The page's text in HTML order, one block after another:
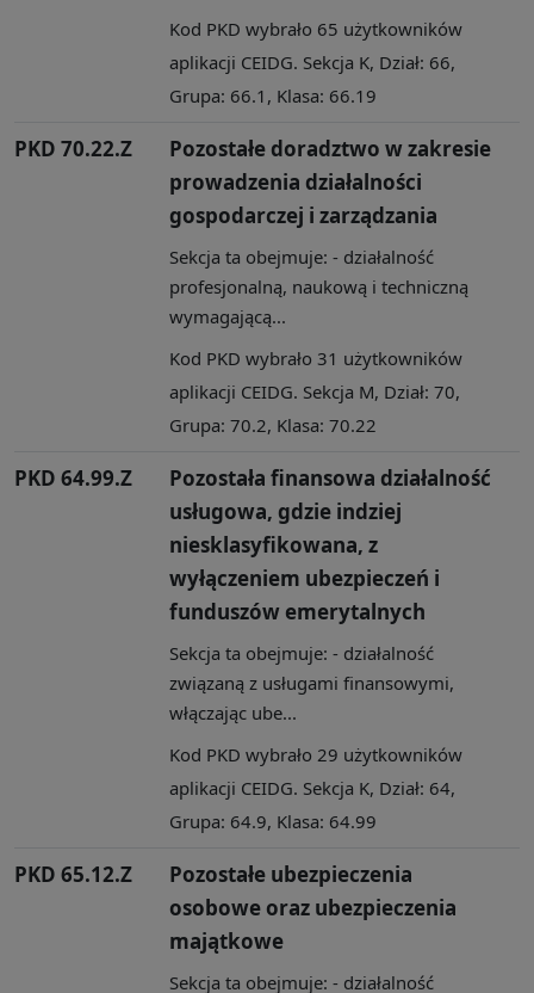
Kod PKD wybrało 65 użytkowników
aplikacji CEIDG. Sekcja K, Dział: 66,
Grupa: 66.1, Klasa: 66.19
PKD 70.22.Z
Pozostałe doradztwo w zakresie
prowadzenia działalności
gospodarczej i zarządzania
Sekcja ta obejmuje: - działalność
profesjonalną, naukową i techniczną
wymagającą...
Kod PKD wybrało 31 użytkowników
aplikacji CEIDG. Sekcja M, Dział: 70,
Grupa: 70.2, Klasa: 70.22
PKD 64.99.Z
Pozostała finansowa działalność
usługowa, gdzie indziej
niesklasyfikowana, z
wyłączeniem ubezpieczeń i
funduszów emerytalnych
Sekcja ta obejmuje: - działalność
związaną z usługami finansowymi,
włączając ube...
Kod PKD wybrało 29 użytkowników
aplikacji CEIDG. Sekcja K, Dział: 64,
Grupa: 64.9, Klasa: 64.99
PKD 65.12.Z
Pozostałe ubezpieczenia
osobowe oraz ubezpieczenia
majątkowe
Sekcja ta obejmuje: - działalność